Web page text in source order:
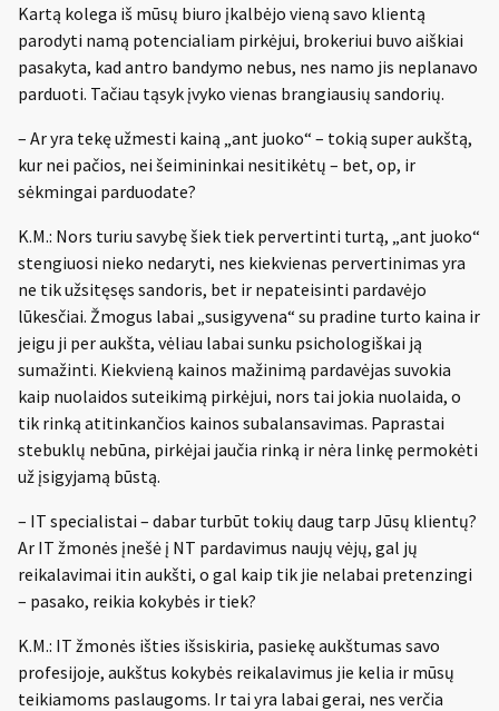
Kartą kolega iš mūsų biuro įkalbėjo vieną savo klientą
parodyti namą potencialiam pirkėjui, brokeriui buvo aiškiai
pasakyta, kad antro bandymo nebus, nes namo jis neplanavo
parduoti. Tačiau tąsyk įvyko vienas brangiausių sandorių.
– Ar yra tekę užmesti kainą „ant juoko“ – tokią super aukštą,
kur nei pačios, nei šeimininkai nesitikėtų – bet, op, ir
sėkmingai parduodate?
K.M.: Nors turiu savybę šiek tiek pervertinti turtą, „ant juoko“
stengiuosi nieko nedaryti, nes kiekvienas pervertinimas yra
ne tik užsitęsęs sandoris, bet ir nepateisinti pardavėjo
lūkesčiai. Žmogus labai „susigyvena“ su pradine turto kaina ir
jeigu ji per aukšta, vėliau labai sunku psichologiškai ją
sumažinti. Kiekvieną kainos mažinimą pardavėjas suvokia
kaip nuolaidos suteikimą pirkėjui, nors tai jokia nuolaida, o
tik rinką atitinkančios kainos subalansavimas. Paprastai
stebuklų nebūna, pirkėjai jaučia rinką ir nėra linkę permokėti
už įsigyjamą būstą.
– IT specialistai – dabar turbūt tokių daug tarp Jūsų klientų?
Ar IT žmonės įnešė į NT pardavimus naujų vėjų, gal jų
reikalavimai itin aukšti, o gal kaip tik jie nelabai pretenzingi
– pasako, reikia kokybės ir tiek?
K.M.: IT žmonės išties išsiskiria, pasiekę aukštumas savo
profesijoje, aukštus kokybės reikalavimus jie kelia ir mūsų
teikiamoms paslaugoms. Ir tai yra labai gerai, nes verčia